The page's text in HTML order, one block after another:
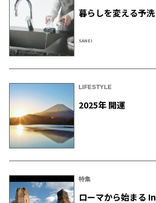
暮らしを変える予
SANEI
LIFESTYLE
2025年 開運
特集
ローマから始まる